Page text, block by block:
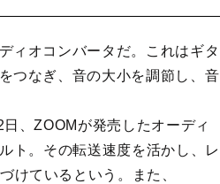
ィオコンバータだ。これはギタ
つなぎ、音の大小を調節し、音
、ZOOMが発売したオーディ
ト。その転送速度を活かし、レ
けているという。また、